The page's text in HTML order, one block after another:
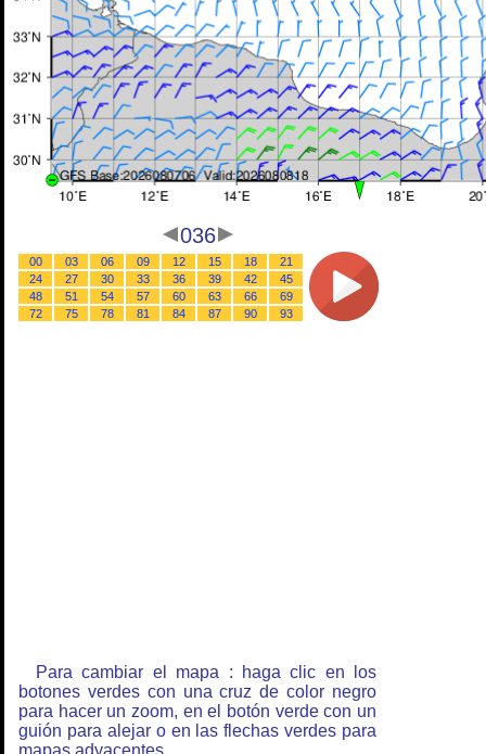
036
00 03 06 09 12 15 18
21
24
27 30 33 36 39 42
45
48
51 54 57 60 63 66
69
72
75 78 81 84 87 90 93
Para cambiar el mapa : haga clic en los
botones verdes con una cruz de color negro
para hacer un zoom, en el botón verde con un
guión para alejar o en las flechas verdes para
mapas adyacentes.